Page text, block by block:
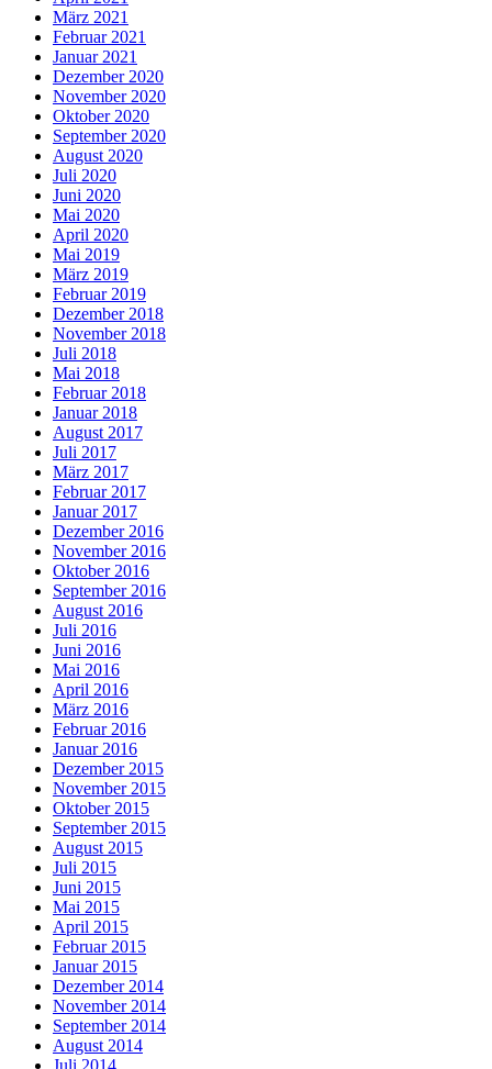
März 2021
Februar 2021
Januar 2021
Dezember 2020
November 2020
Oktober 2020
September 2020
August 2020
Juli 2020
Juni 2020
Mai 2020
April 2020
Mai 2019
März 2019
Februar 2019
Dezember 2018
November 2018
Juli 2018
Mai 2018
Februar 2018
Januar 2018
August 2017
Juli 2017
März 2017
Februar 2017
Januar 2017
Dezember 2016
November 2016
Oktober 2016
September 2016
August 2016
Juli 2016
Juni 2016
Mai 2016
April 2016
März 2016
Februar 2016
Januar 2016
Dezember 2015
November 2015
Oktober 2015
September 2015
August 2015
Juli 2015
Juni 2015
Mai 2015
April 2015
Februar 2015
Januar 2015
Dezember 2014
November 2014
September 2014
August 2014